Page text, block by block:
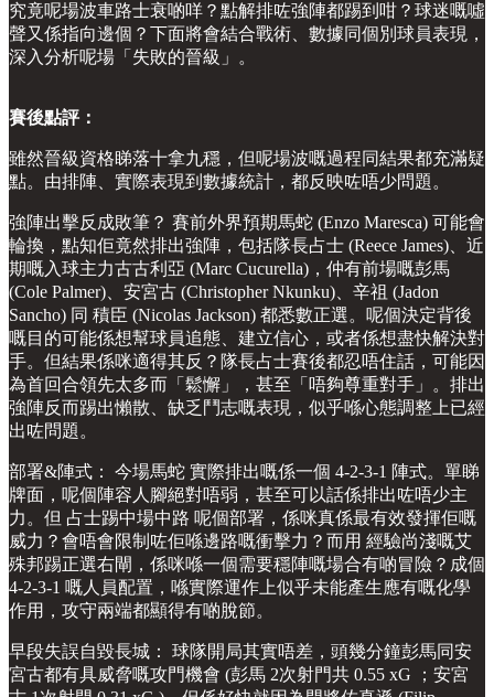
究竟呢場波車路士衰啲咩？點解排咗強陣都踢到咁？球迷嘅噓
聲又係指向邊個？下面將會結合戰術、數據同個別球員表現，
深入分析呢場「失敗的晉級」。
賽後點評：
雖然晉級資格睇落十拿九穩，但呢場波嘅過程同結果都充滿疑
點。由排陣、實際表現到數據統計，都反映咗唔少問題。
強陣出擊反成敗筆？ 賽前外界預期馬蛇 (Enzo Maresca) 可能會
輪換，點知佢竟然排出強陣，包括隊長占士 (Reece James)、近
期嘅入球主力古古利亞 (Marc Cucurella)，仲有前場嘅彭馬
(Cole Palmer)、安宮古 (Christopher Nkunku)、辛祖 (Jadon
Sancho) 同 積臣 (Nicolas Jackson) 都悉數正選。呢個決定背後
嘅目的可能係想幫球員追態、建立信心，或者係想盡快解決對
手。但結果係咪適得其反？隊長占士賽後都忍唔住話，可能因
為首回合領先太多而「鬆懈」，甚至「唔夠尊重對手」。排出
強陣反而踢出懶散、缺乏鬥志嘅表現，似乎喺心態調整上已經
出咗問題。
部署&陣式： 今場馬蛇 實際排出嘅係一個 4-2-3-1 陣式。單睇
牌面，呢個陣容人腳絕對唔弱，甚至可以話係排出咗唔少主
力。但 占士踢中場中路 呢個部署，係咪真係最有效發揮佢嘅
威力？會唔會限制咗佢喺邊路嘅衝擊力？而用 經驗尚淺嘅艾
殊邦踢正選右閘，係咪喺一個需要穩陣嘅場合有啲冒險？成個
4-2-3-1 嘅人員配置，喺實際運作上似乎未能產生應有嘅化學
作用，攻守兩端都顯得有啲脫節。
早段失誤自毀長城： 球隊開局其實唔差，頭幾分鐘彭馬同安
宮古都有具威脅嘅攻門機會 (彭馬 2次射門共 0.55 xG ；安宮